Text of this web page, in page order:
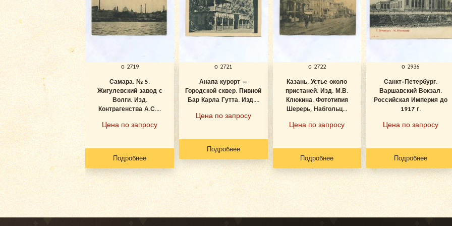
о 2719
Самара. № 5.
Жигулевский завод с
Волги. Изд.
Контрагенства А.С....
Цена по запросу
Подробнее
о 2721
Анапа курорт —
Городской сквер. Пивной
Бар Карла Гутта. Изд....
Цена по запросу
Подробнее
о 2722
Казань. Устье около
пристаней. Изд. М.В.
Клюкина. Фототипия
Шерерь, Набгольц...
Цена по запросу
Подробнее
о 2936
Санкт-Петербург.
Варшавский Вокзал.
Российская Империя до
1917 г.
Цена по запросу
Подробнее